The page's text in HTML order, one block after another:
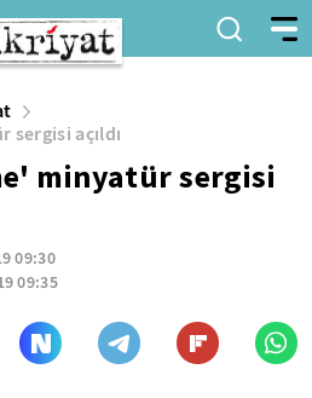
açıldı
minyatür sergisi
09:30
09:35